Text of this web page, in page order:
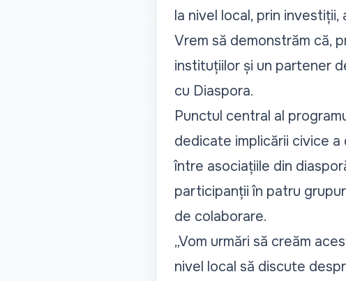
la nivel local, prin
Vrem să demonstrăm că,
instituțiilor și un partener
cu Diaspora.
Punctul central al
dedicate implicării civice
între asociațiile din
participanții în patru
de colaborare.
„Vom urmări să creăm
nivel local să discute